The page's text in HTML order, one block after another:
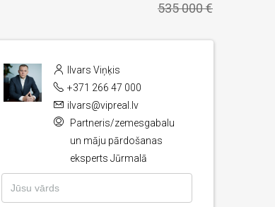
535 000 €
Ilvars Viņķis
+371 266 47 000
ilvars@vipreal.lv
Partneris/zemesgabalu
un māju pārdošanas
eksperts Jūrmalā